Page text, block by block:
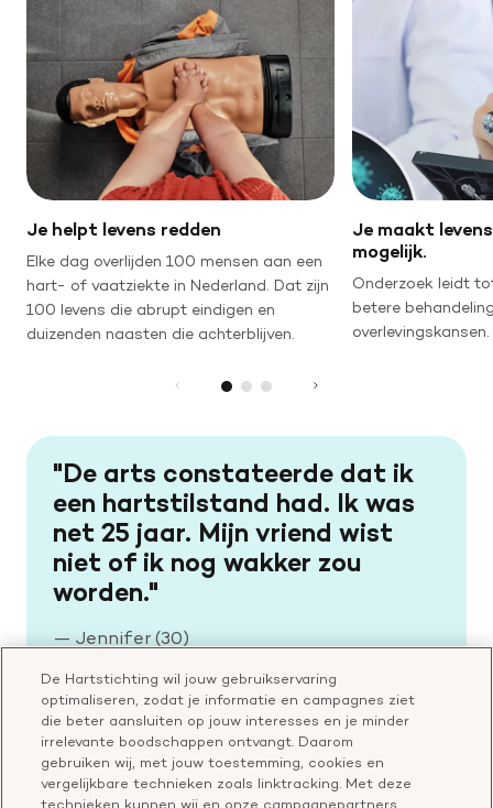
Je helpt levens redden
Elke dag overlijden 100 mensen aan een
hart- of vaatziekte in Nederland. Dat zijn
100 levens die abrupt eindigen en
duizenden naasten die achterblijven.
Je maakt
mogelijk.
Onderzoek leidt
betere
overlevingskansen.
De arts constateerde dat ik
een hartstilstand had. Ik was
net 25 jaar. Mijn vriend wist
niet of ik nog wakker zou
worden.
— Jennifer (30)
De Hartstichting wil jouw gebruikservaring
optimaliseren, zodat je informatie en campagnes ziet
die beter aansluiten op jouw interesses en je minder
irrelevante boodschappen ontvangt. Daarom
gebruiken wij, met jouw toestemming, cookies en
vergelijkbare technieken zoals linktracking. Met deze
technieken kunnen wij en onze campagnepartners